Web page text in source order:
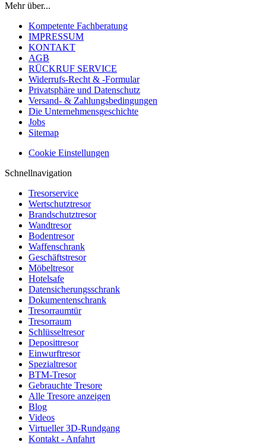
Mehr über...
Kompetente Fachberatung
IMPRESSUM
KONTAKT
AGB
RÜCKRUF SERVICE
Widerrufs-Recht & -Formular
Privatsphäre und Datenschutz
Versand- & Zahlungsbedingungen
Die Unternehmensgeschichte
Jobs
Sitemap
Cookie Einstellungen
Schnellnavigation
Tresorservice
Wertschutztresor
Brandschutztresor
Wandtresor
Bodentresor
Waffenschrank
Geschäftstresor
Möbeltresor
Hotelsafe
Datensicherungsschrank
Dokumentenschrank
Tresorraumtür
Tresorraum
Schlüsseltresor
Deposittresor
Einwurftresor
Spezialtresor
BTM-Tresor
Gebrauchte Tresore
Alle Tresore anzeigen
Blog
Videos
Virtueller 3D-Rundgang
Kontakt - Anfahrt